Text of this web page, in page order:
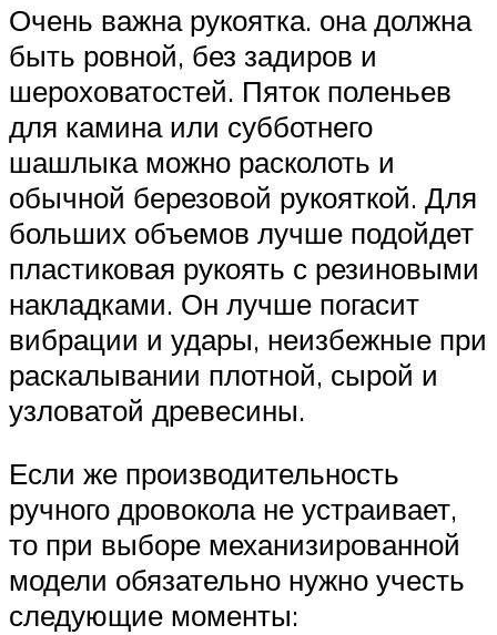
Очень важна рукоятка. она должна
быть ровной, без задиров и
шероховатостей. Пяток поленьев
для камина или субботнего
шашлыка можно расколоть и
обычной березовой рукояткой. Для
больших объемов лучше подойдет
пластиковая рукоять с резиновыми
накладками. Он лучше погасит
вибрации и удары, неизбежные при
раскалывании плотной, сырой и
узловатой древесины.
Если же производительность
ручного дровокола не устраивает,
то при выборе механизированной
модели обязательно нужно учесть
следующие моменты: